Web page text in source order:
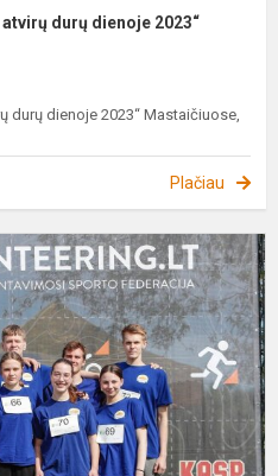
durų dienoje 2023“
dienoje 2023“ Mastaičiuose,
Plačiau